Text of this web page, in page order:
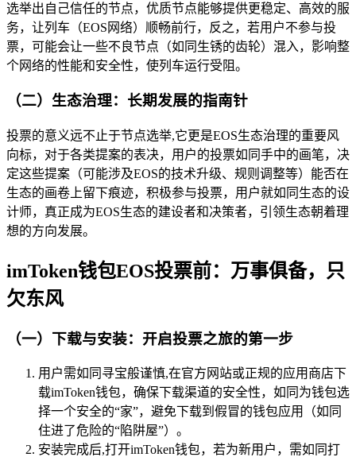
选举出自己信任的节点，优质节点能够提供更稳定、高效的服
务，让列车（EOS网络）顺畅前行，反之，若用户不参与投
票，可能会让一些不良节点（如同生锈的齿轮）混入，影响整
个网络的性能和安全性，使列车运行受阻。
（二）生态治理：长期发展的指南针
投票的意义远不止于节点选举,它更是EOS生态治理的重要风
向标，对于各类提案的表决，用户的投票如同手中的画笔，决
定这些提案（可能涉及EOS的技术升级、规则调整等）能否在
生态的画卷上留下痕迹，积极参与投票，用户就如同生态的设
计师，真正成为EOS生态的建设者和决策者，引领生态朝着理
想的方向发展。
imToken钱包EOS投票前：万事俱备，只
欠东风
（一）下载与安装：开启投票之旅的第一步
用户需如同寻宝般谨慎,在官方网站或正规的应用商店下
载imToken钱包，确保下载渠道的安全性，如同为钱包选
择一个安全的“家”，避免下载到假冒的钱包应用（如同
住进了危险的“陷阱屋”）。
安装完成后,打开imToken钱包，若为新用户，需如同打